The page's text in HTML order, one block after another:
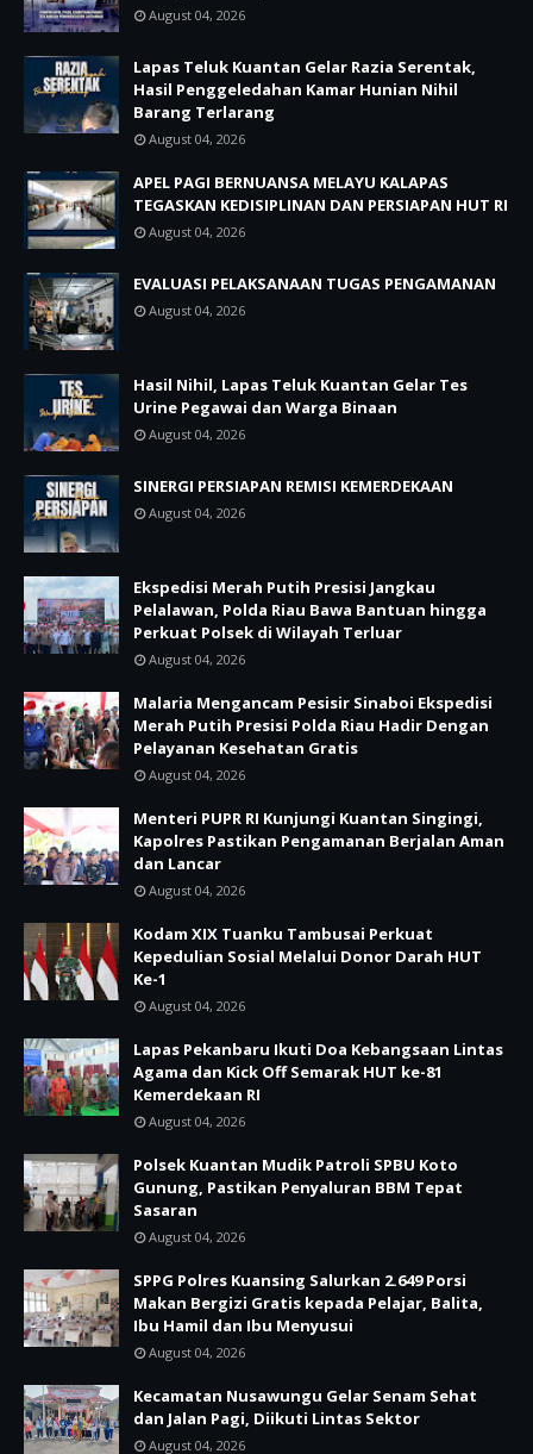
August 04, 2026
Lapas Teluk Kuantan Gelar Razia Serentak,
Hasil Penggeledahan Kamar Hunian Nihil
Barang Terlarang
August 04, 2026
APEL PAGI BERNUANSA MELAYU KALAPAS
TEGASKAN KEDISIPLINAN DAN PERSIAPAN HUT RI
August 04, 2026
EVALUASI PELAKSANAAN TUGAS PENGAMANAN
August 04, 2026
Hasil Nihil, Lapas Teluk Kuantan Gelar Tes
Urine Pegawai dan Warga Binaan
August 04, 2026
SINERGI PERSIAPAN REMISI KEMERDEKAAN
August 04, 2026
Ekspedisi Merah Putih Presisi Jangkau
Pelalawan, Polda Riau Bawa Bantuan hingga
Perkuat Polsek di Wilayah Terluar
August 04, 2026
Malaria Mengancam Pesisir Sinaboi Ekspedisi
Merah Putih Presisi Polda Riau Hadir Dengan
Pelayanan Kesehatan Gratis
August 04, 2026
Menteri PUPR RI Kunjungi Kuantan Singingi,
Kapolres Pastikan Pengamanan Berjalan Aman
dan Lancar
August 04, 2026
Kodam XIX Tuanku Tambusai Perkuat
Kepedulian Sosial Melalui Donor Darah HUT
Ke-1
August 04, 2026
Lapas Pekanbaru Ikuti Doa Kebangsaan Lintas
Agama dan Kick Off Semarak HUT ke-81
Kemerdekaan RI
August 04, 2026
Polsek Kuantan Mudik Patroli SPBU Koto
Gunung, Pastikan Penyaluran BBM Tepat
Sasaran
August 04, 2026
SPPG Polres Kuansing Salurkan 2.649 Porsi
Makan Bergizi Gratis kepada Pelajar, Balita,
Ibu Hamil dan Ibu Menyusui
August 04, 2026
Kecamatan Nusawungu Gelar Senam Sehat
dan Jalan Pagi, Diikuti Lintas Sektor
August 04, 2026